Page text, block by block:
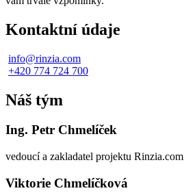
Kontaktní údaje
info@rinzia.com
+420 774 724 700
Náš tým
Ing. Petr Chmelíček
vedoucí a zakladatel projektu Rinzia.com
Viktorie Chmelíčková